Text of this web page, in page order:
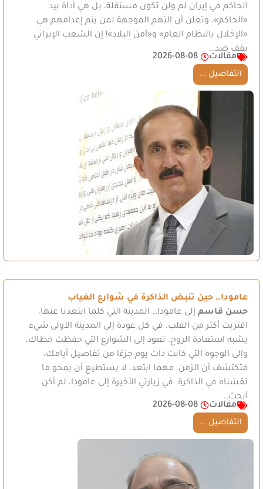
الحاكم في إيران لم ولن تكون مستقلة، بل هي أداة بيد
«الحاكم»، وتعلن أن التهم الموجهة لمن يتم إعدامهم هي
«الإخلال بالنظام العام» و«أمن البلاد»! إن الشعب الإيراني
يقف ضد…
مقالات
2026-08-08
التفاصيل ...
عامودا… حين تنبض الذاكرة في شوارع الغياب
حسن قاسم إلى عامودا… المدينة التي كلما ابتعدنا عنها،
اقتربت أكثر من القلب. في كل عودة إلى المدينة الأولى شيء
يشبه استعادة الروح. تعود إلى الشوارع التي حفظت خطاك،
وإلى الوجوه التي كانت ذات يوم جزءًا من تفاصيل أيامك،
فتكتشف أن الزمن، مهما ابتعد، لا يستطيع أن يمحو ما
نقشناه في الذاكرة. في زيارتي الأخيرة إلى عامودا، لم أكن
أبحث…
مقالات
2026-08-08
التفاصيل ...